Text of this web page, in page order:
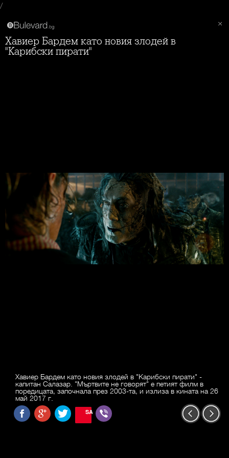
/
Хавиер Бардем като новия злодей в
"Карибски пирати"
Хавиер Бардем като новия злодей в "Карибски пирати" -
капитан Салазар. "Мъртвите не говорят" е петият филм в
поредицата, започнала през 2003-та, и излиза в кината на 26
май 2017 г.
SAVE